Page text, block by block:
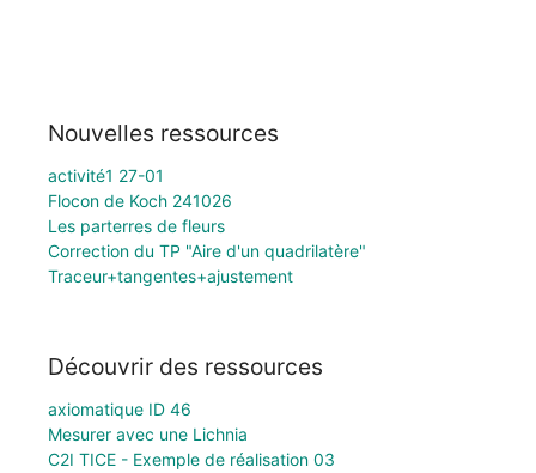
Nouvelles ressources
activité1 27-01
Flocon de Koch 241026
Les parterres de fleurs
Correction du TP "Aire d'un quadrilatère"
Traceur+tangentes+ajustement
Découvrir des ressources
axiomatique ID 46
Mesurer avec une Lichnia
C2I TICE - Exemple de réalisation 03